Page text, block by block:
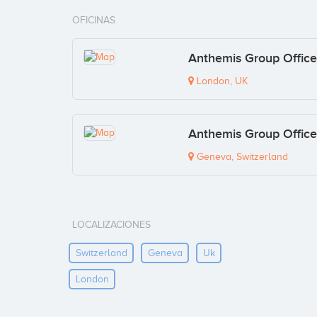
OFICINAS
Anthemis Group
London, UK
Anthemis Group
Geneva, Switzerland
LOCALIZACIONES
Switzerland Geneva Uk
London